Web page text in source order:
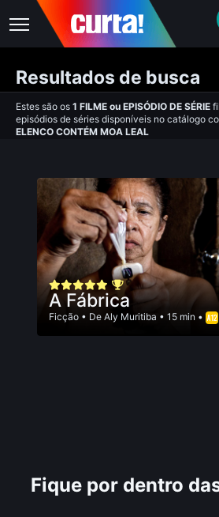
Resultados de busca
Estes são os 1 FILME ou EPISÓDIO DE SÉRIE
episódios de séries disponíveis no catálogo
ELENCO CONTÉM MOA LEAL
A Fábrica
Ficção • De Aly Muritiba • 15 min •
Fique por dentro